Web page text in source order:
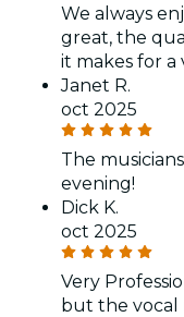
We always
great, the
it makes for a
Janet R.
oct 2025
The
evening!
Dick K.
oct 2025
Very
but the vocal